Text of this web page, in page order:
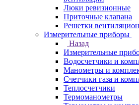
Люки ревизионные
Приточные клапана
Решетки
Измерительные приборы
Назад
Измерительные
Водосчетчики и
Манометры и
Счетчики газа и
Теплосчетчики
Термоманометры